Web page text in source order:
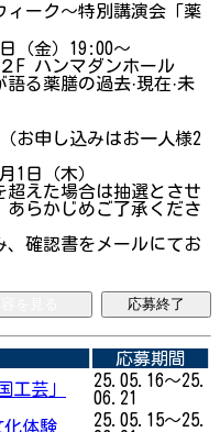
ィーク〜特別講演会「薬
（金）19:00～
F ハンマダンホール
語る薬膳の過去·現在·未
お申し込みはお一人様2
1日（木）
超えた場合は抽選とさせ
あらかじめご了承くださ
、確認書をメールにてお
応募終了
応募期間
工芸」
25.05.16～25.
06.21
化体験
25.05.15～25.